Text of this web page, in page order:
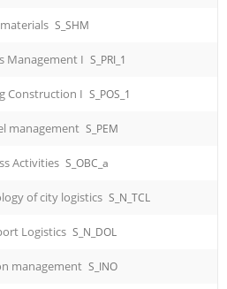
S_SHM
Management I S_PRI_1
Construction I S_POS_1
management S_PEM
Activities S_OBC_a
of city logistics S_N_TCL
Logistics S_N_DOL
management S_INO